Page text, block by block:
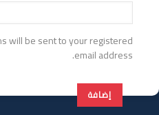
will be sent to your registered
email address.